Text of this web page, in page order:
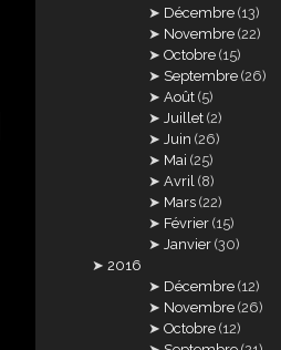
Décembre (13)
Novembre (22)
Octobre (15)
Septembre (26)
Août (5)
Juillet (2)
Juin (26)
Mai (25)
Avril (8)
Mars (22)
Février (15)
Janvier (30)
2016
Décembre (12)
Novembre (26)
Octobre (12)